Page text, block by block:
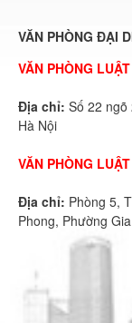
VĂN PHÒNG ĐẠI
VĂN PHÒNG
Địa chỉ: Số 22 ngõ
Hà Nội
VĂN PHÒNG
Địa chỉ: Phòng 5,
Phong, Phường